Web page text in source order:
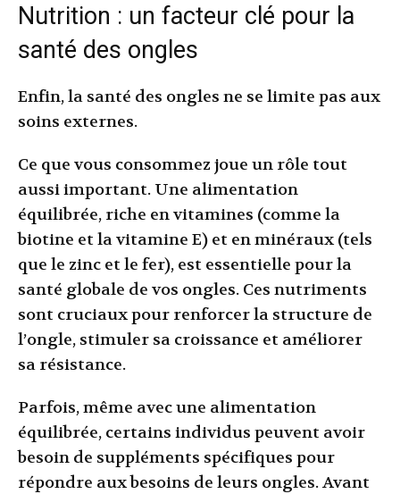
Nutrition : un facteur clé pour la
santé des ongles
Enfin, la santé des ongles ne se limite pas aux
soins externes.
Ce que vous consommez joue un rôle tout
aussi important. Une alimentation
équilibrée, riche en vitamines (comme la
biotine et la vitamine E) et en minéraux (tels
que le zinc et le fer), est essentielle pour la
santé globale de vos ongles. Ces nutriments
sont cruciaux pour renforcer la structure de
l’ongle, stimuler sa croissance et améliorer
sa résistance.
Parfois, même avec une alimentation
équilibrée, certains individus peuvent avoir
besoin de suppléments spécifiques pour
répondre aux besoins de leurs ongles. Avant